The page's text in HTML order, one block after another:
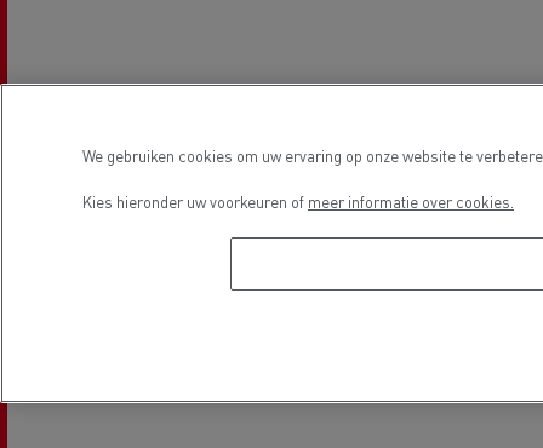
We gebruiken cookies om uw ervaring op onze website te
Kies hieronder uw voorkeuren of meer informatie over cookies.